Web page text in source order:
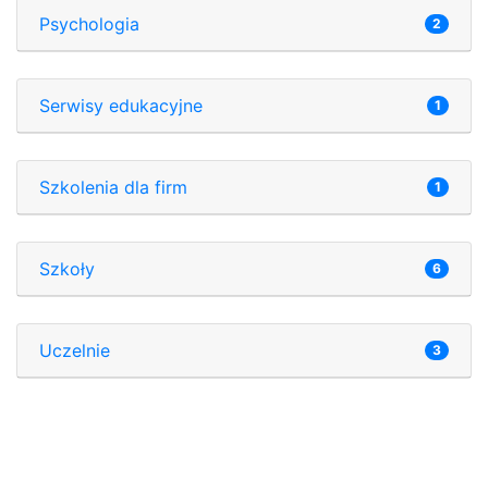
Psychologia 2
Serwisy edukacyjne 1
Szkolenia dla firm 1
Szkoły 6
Uczelnie 3